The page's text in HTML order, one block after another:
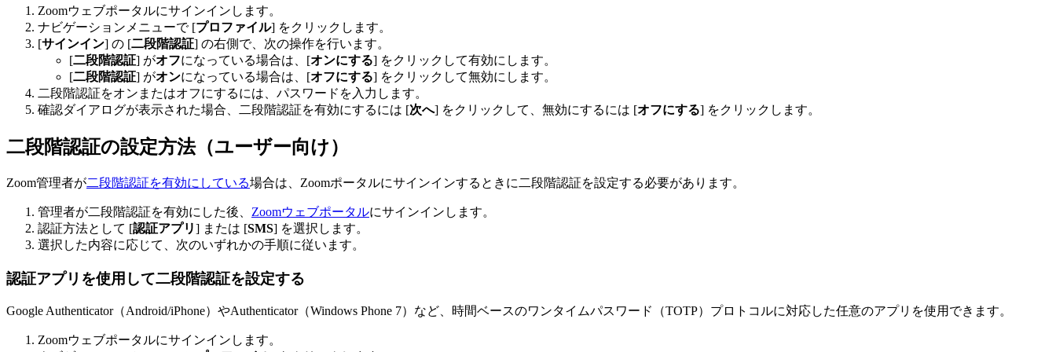
Zoomウェブポータルにサインインします。
ナビゲーションメニューで [プロファイル] をクリックします。
[サインイン] の [二段階認証] の右側で、次の操作を行います。
[二段階認証] がオフになっている場合は、[オンにする] をクリックして有効にします。
[二段階認証] がオンになっている場合は、[オフにする] をクリックして無効にします。
二段階認証をオンまたはオフにするには、パスワードを入力します。
確認ダイアログが表示された場合、二段階認証を有効にするには [次へ] をクリックして、無効にするには [オフにする] をクリックします。
二段階認証の設定方法（ユーザー向け）
Zoom管理者が二段階認証を有効にしている場合は、Zoomポータルにサインインするときに二段階認証を設定する必要があります。
管理者が二段階認証を有効にした後、 Zoomウェブポータルにサインインします。
認証方法として [認証アプリ] または [SMS] を選択します。
選択した内容に応じて、次のいずれかの手順に従います。
認証アプリを使用して二段階認証を設定する
Google Authenticator（Android/iPhone）やAuthenticator（Windows Phone 7）など、時間ベースのワンタイムパスワード（TOTP）プロトコルに対応した任意のアプリを使用できます。
Zoomウェブポータルにサインインします。